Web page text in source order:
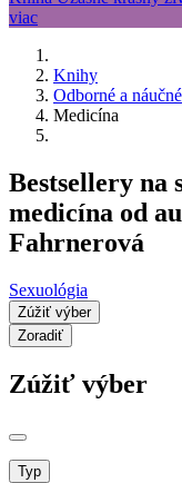
Knihy
Odborné a náučné
Medicína
Bestsellery na
medicína od
Fahrnerová
Sexuológia
Zúžiť výber
Zoradiť
Zúžiť výber
Typ